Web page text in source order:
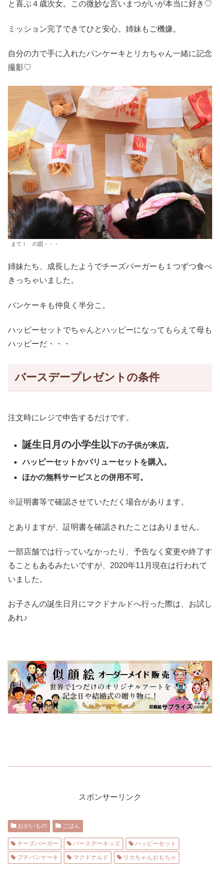
と喜ぶ４歳次女。この微妙な言いまつがいが本当に好き♡
ミッション完了できてひと安心。姉妹もご機嫌。
自分の力で手に入れたパンケーキとリカちゃん一緒に記念
撮影♡
まて！ の図・・・
姉妹たち、成長したようでチーズバーガーも１つずつ食べ
きっちゃいました。
パンケーキも仲良く半分こ。
ハッピーセットでちゃんとハッピーになってもらえて母も
ハッピーだ・・・
バースデープレゼントの条件
注文時にレジで申告するだけです。
誕生日月の小学生以下の子供が来店。
ハッピーセットかバリューセットを購入。
ほかの無料サービスとの併用不可。
※証明書等で確認させていただく場合があります。
とありますが、証明書を確認されたことはありません。
一部店舗では行っていなかったり、予告なく変更や終了す
ることもあるみたいですが、2020年11月現在は行われて
いました。
お子さんの誕生日月にマクドナルドへ行った際は、お試し
あれ♪
スポンサーリンク
おかいもの ごはん
チーズバーガー バースデーキッズ
ハッピーセット
プチパンケーキ
マクドナルド リカちゃんおもちゃ